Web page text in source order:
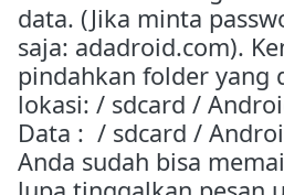
data. (Jika minta
saja: adadroid.com).
pindahkan folder yang
lokasi: / sdcard /
Data : / sdcard /
Anda sudah bisa